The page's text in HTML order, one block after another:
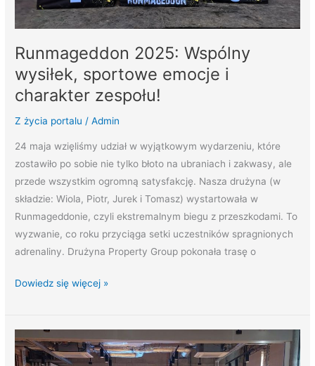
Runmageddon 2025: Wspólny
wysiłek, sportowe emocje i
charakter zespołu!
Z życia portalu /Admin
24 maja wzięliśmy udział w wyjątkowym wydarzeniu, które
zostawiło po sobie nie tylko błoto na ubraniach i zakwasy, ale
przede wszystkim ogromną satysfakcję. Nasza drużyna (w
składzie: Wiola, Piotr, Jurek i Tomasz) wystartowała w
Runmageddonie, czyli ekstremalnym biegu z przeszkodami. To
wyzwanie, co roku przyciąga setki uczestników spragnionych
adrenaliny. Drużyna Property Group pokonała trasę o
Dowiedz się więcej »
Konferencja
Narodowego